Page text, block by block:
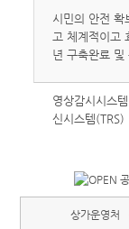
시민의 안전 확
고 체계적이고
년 구축완료 및
영상감시시스
신시스템(TRS)
상가운영처